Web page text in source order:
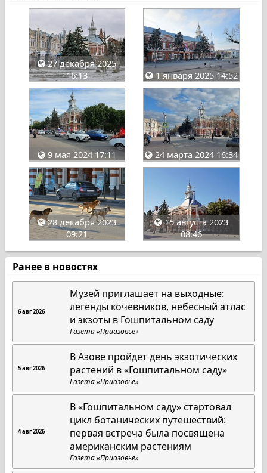
27 декабря 2025
16:13
1 января 2025 14:52
9 мая 2024 17:11 24 марта 2024 16:34
28 декабря 2023
09:21
15 августа 2023
08:46
Ранее в новостях
6 авг 2026
Музей приглашает на выходные:
легенды кочевников, небесный атлас
и экзоты в Гошпитальном саду
Газета «Приазовье»
5 авг 2026
В Азове пройдет день экзотических
растений в «Гошпитальном саду»
Газета «Приазовье»
4 авг 2026
В «Гошпитальном саду» стартовал
цикл ботанических путешествий:
первая встреча была посвящена
американским растениям
Газета «Приазовье»